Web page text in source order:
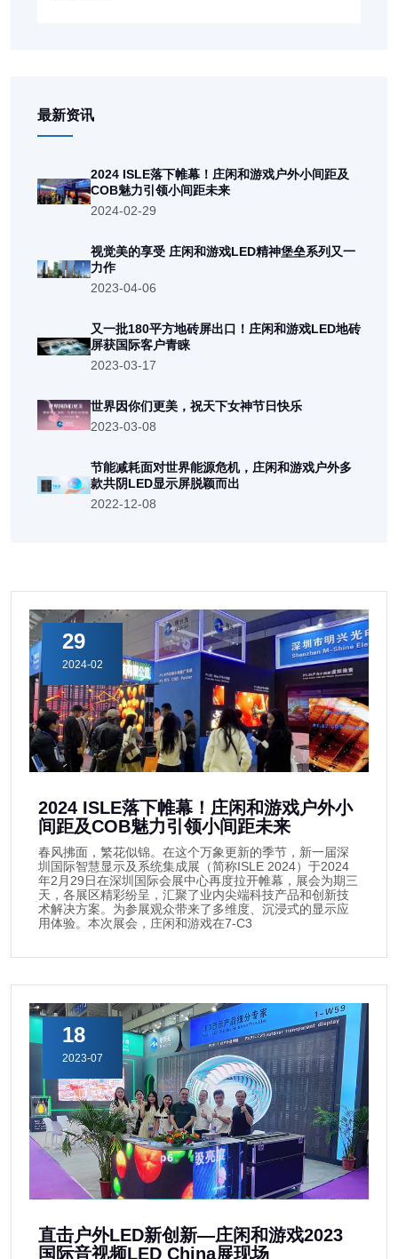
29
2024-02
2024 ISLE落下帷幕！庄闲和游戏户外小
间距及COB魅力引领小间距未来
春风拂面，繁花似锦。在这个万象更新的季节，新一届深
圳国际智慧显示及系统集成展（简称ISLE 2024）于2024
年2月29日在深圳国际会展中心再度拉开帷幕，展会为期三
天，各展区精彩纷呈，汇聚了业内尖端科技产品和创新技
术解决方案。为参展观众带来了多维度、沉浸式的显示应
用体验。本次展会，庄闲和游戏在7-C3
18
2023-07
直击户外LED新创新—庄闲和游戏2023
国际音视频LED China展现场
最新资讯
2024 ISLE落下帷幕！庄闲和游戏户外小间距及
COB魅力引领小间距未来
2024-02-29
视觉美的享受 庄闲和游戏LED精神堡垒系列又一
力作
2023-04-06
又一批180平方地砖屏出口！庄闲和游戏LED地砖
屏获国际客户青睐
2023-03-17
世界因你们更美，祝天下女神节日快乐
2023-03-08
节能减耗面对世界能源危机，庄闲和游戏户外多
款共阴LED显示屏脱颖而出
2022-12-08